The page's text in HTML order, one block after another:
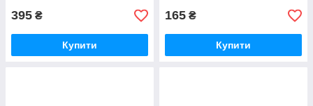
395 ₴
Купити
165 ₴
Купити